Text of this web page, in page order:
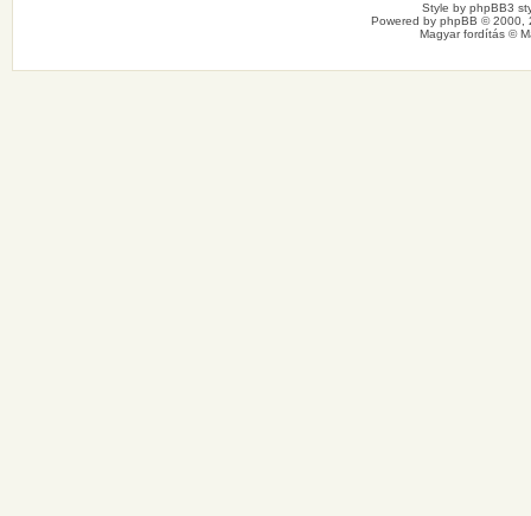
Style by phpBB3
Powered by phpBB © 2000,
Magyar fordítás ©